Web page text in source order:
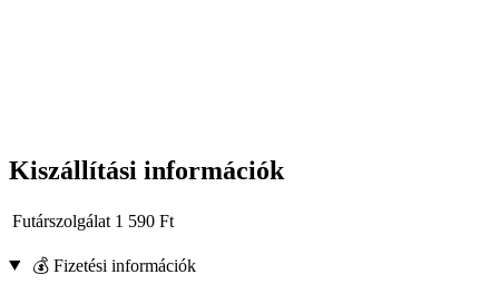
Kiszállítási információk
Futárszolgálat 1 590 Ft
💰 Fizetési információk